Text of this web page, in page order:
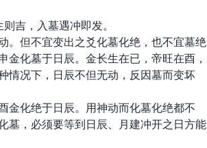
吉，入墓遇冲即发。
但不宜变出之爻化墓化绝，也不宜墓绝
化墓于日辰。金长生在已，帝旺在酉，
情况下，日辰不但无动，反因墓而变坏
化绝于日辰。用神动而化墓化绝都不
墓，必须要等到日辰、月建冲开之日方能